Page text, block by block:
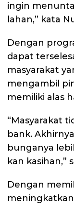
ingin
lahan,” kata
Dengan
dapat
masyarakat
mengambil
memiliki alas
“Masyarakat
bank.
bunganya
kan kasihan,”
Dengan